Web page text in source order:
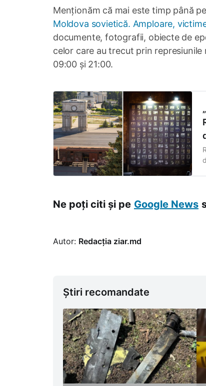
Menționăm că mai este timp până
Moldova sovietică. Amploare,
documente, fotografii, obiecte de
celor care au trecut prin
09:00 și 21:00.
Ne poți citi și pe Google News
Autor: Redacția ziar.md
Știri recomandate